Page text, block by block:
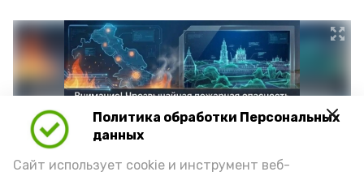
Политика обработки Персональных
данных
Сайт использует cookie и инструмент веб-